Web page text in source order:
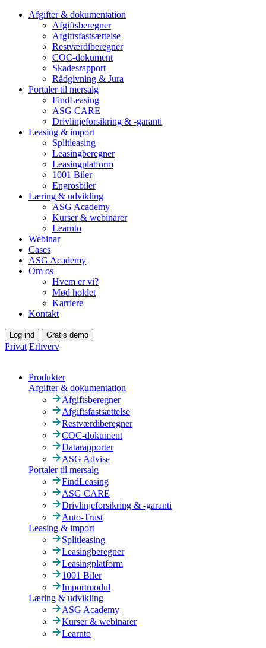
Afgifter & dokumentation
Afgiftsberegner
Afgiftsfastsættelse
Restværdiberegner
COC-dokument
Skadesrapport
Rådgivning & Jura
Portaler til mersalg
FindLeasing
ASG CARE
Drivlinjeforsikring & -garanti
Leasing & import
Splitleasing
Leasingberegner
Leasingplatform
1001 Biler
Engrosbiler
Læring & udvikling
ASG Academy
Kurser & webinarer
Learnto
Webinar
Cases
ASG Academy
Om os
Hvem er vi?
Mød holdet
Karriere
Kontakt
Log ind Gratis demo
Privat Erhverv
Produkter
Afgifter & dokumentation
Afgiftsberegner
Afgiftsfastsættelse
Restværdiberegner
COC-dokument
Datarapporter
ASG Advise
Portaler til mersalg
FindLeasing
ASG CARE
Drivlinjeforsikring & -garanti
Auto-Trust
Leasing & import
Splitleasing
Leasingberegner
Leasingplatform
1001 Biler
Importmodul
Læring & udvikling
ASG Academy
Kurser & webinarer
Learnto